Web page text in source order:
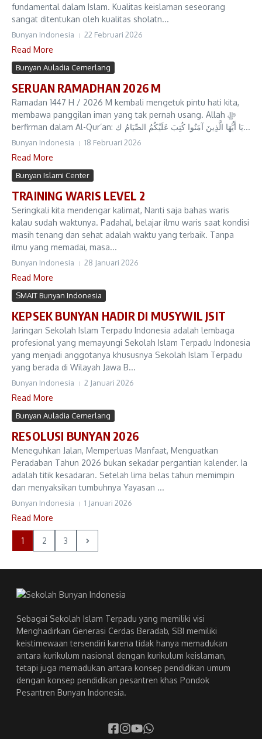
fundamental dalam Islam. Kualitas keislaman seseorang
sangat ditentukan oleh kualitas sholatn...
Bunyan Indonesia 22 Februari 2026
Read More
Bunyan Auladia Cemerlang
SERUAN RAMADHAN 2026 M
Ramadan 1447 H / 2026 M kembali mengetuk pintu hati kita,
membawa panggilan iman yang tak pernah usang. Allah ﷻ
berfirman dalam Al-Qur’an: يَا أَيُّهَا الَّذِينَ آمَنُوا كُتِبَ عَلَيْكُمُ الصِّيَامُ ك...
Bunyan Indonesia 18 Februari 2026
Read More
Bunyan Islami Center
TRAINING WARIS LEVEL 2
Seringkali kita mendengar kalimat, Nanti saja bahas waris
kalau sudah waktunya. Padahal, belajar ilmu waris saat kondisi
masih tenang dan sehat adalah waktu yang terbaik. Tanpa
ilmu yang memadai, masa...
Bunyan Indonesia 28 Januari 2026
Read More
SMAIT Bunyan Indonesia
KEPSEK BUNYAN HADIR DI MUSYWIL JSIT
Jaringan Sekolah Islam Terpadu Indonesia adalah lembaga
profesional yang memayungi Sekolah Islam Terpadu Indonesia
yang menjadi anggotanya khususnya Sekolah Islam Terpadu
yang berada di Wilayah Jawa B...
Bunyan Indonesia 2 Januari 2026
Read More
Bunyan Auladia Cemerlang
RESOLUSI BUNYAN 2026
Meneguhkan Jalan, Memperluas Manfaat, Menguatkan
Peradaban Tahun 2026 bukan sekadar pergantian kalender. Ia
adalah titik kesadaran. Setelah lima belas tahun memimpin
dan menyaksikan tumbuhnya Yayasan ...
Bunyan Indonesia 1 Januari 2026
Read More
1 2 3
Sebagai Sekolah Islam Terpadu yang memiliki visi
Menghadirkan Generasi Cerdas Beradab, SBI memiliki
keistimewaan tersendiri karena tidak hanya memadukan
antara kurikulum nasional dengan kurikulum keislaman,
tetapi juga memadukan antara konsep pendidikan umum
dengan konsep pendidikan pesantren khas Pondok
Pesantren Bunyan Indonesia.